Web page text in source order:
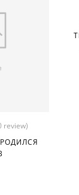
review)